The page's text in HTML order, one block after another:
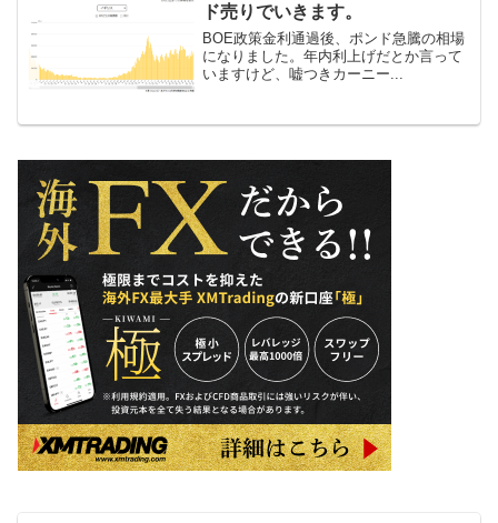
ド売りでいきます。
BOE政策金利通過後、ポンド急騰の相場
になりました。年内利上げだとか言って
いますけど、嘘つきカーニー...